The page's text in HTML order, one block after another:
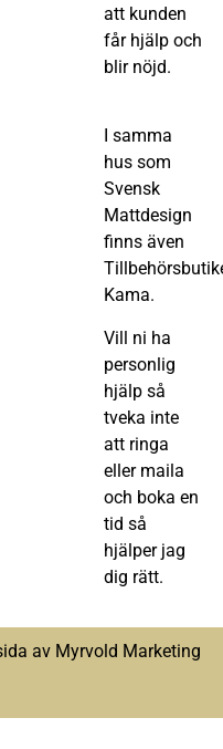
att kunden
får hjälp och
blir nöjd.
I samma
hus som
Svensk
Mattdesign
finns även
Kama.
Vill ni ha
personlig
hjälp så
tveka inte
att ringa
eller maila
och boka en
tid så
hjälper jag
dig rätt.
av Myrvold Marketing